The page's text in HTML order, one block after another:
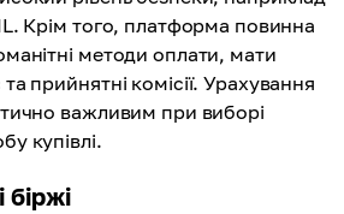
Крім того, платформа повинна
методи оплати, мати
прийнятні комісії. Урахування
важливим при виборі
купівлі.